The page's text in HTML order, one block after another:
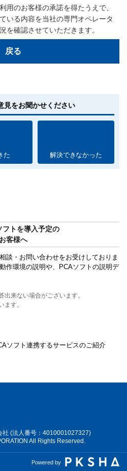
用のお客様の承諾を得たうえで、
いる内容を当社の専門オペレータ
を確認させていただきます。
戻る
見をお聞かせください
た 解決できなかった
フトを導入予定の
お客様へ
談・お問い合わせをお受けしておりま
作環境の説明や、PCAソフトの説明デ
来ない場合がございます。
す。
ソフト連携するサービスのご紹介
社 (法人番号：4010001027327)
All Rights Reserved.
Powered by